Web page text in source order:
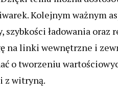
Kolejnym ważnym
ładowania oraz
na linki wewnętrzne i
o tworzeniu
z witryną.